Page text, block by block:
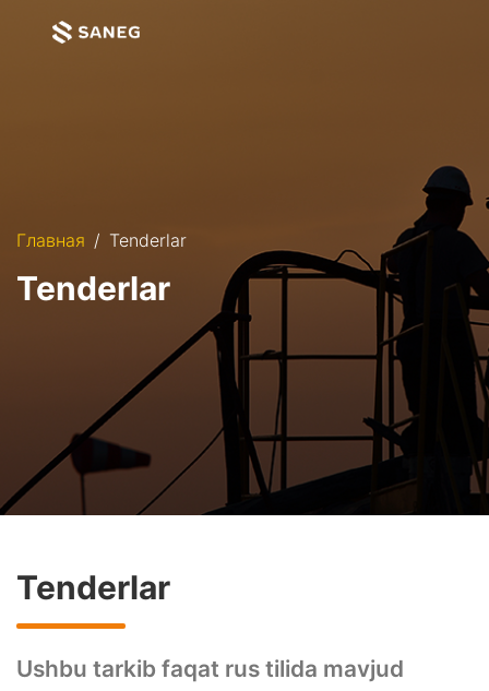
Главная Tenderlar
Tenderlar
Tenderlar
Ushbu tarkib faqat rus tilida mavjud